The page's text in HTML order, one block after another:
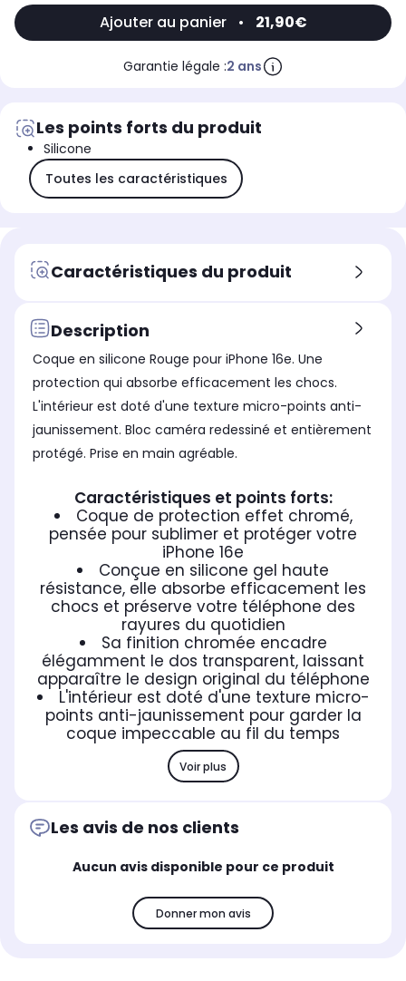
Ajouter au panier • 21,90€
Garantie légale :2 ans
Les points forts du produit
Silicone
Toutes les caractéristiques
Caractéristiques du produit
Description
Coque en silicone Rouge pour iPhone 16e. Une
protection qui absorbe efficacement les chocs.
L'intérieur est doté d'une texture micro-points anti-
jaunissement. Bloc caméra redessiné et entièrement
protégé. Prise en main agréable.
Caractéristiques et points forts:
Coque de protection effet chromé,
pensée pour sublimer et protéger votre
iPhone 16e
Conçue en silicone gel haute
résistance, elle absorbe efficacement les
chocs et préserve votre téléphone des
rayures du quotidien
Sa finition chromée encadre
élégamment le dos transparent, laissant
apparaître le design original du téléphone
L'intérieur est doté d'une texture micro-
points anti-jaunissement pour garder la
coque impeccable au fil du temps
Voir plus
Les avis de nos clients
Aucun avis disponible pour ce produit
Donner mon avis